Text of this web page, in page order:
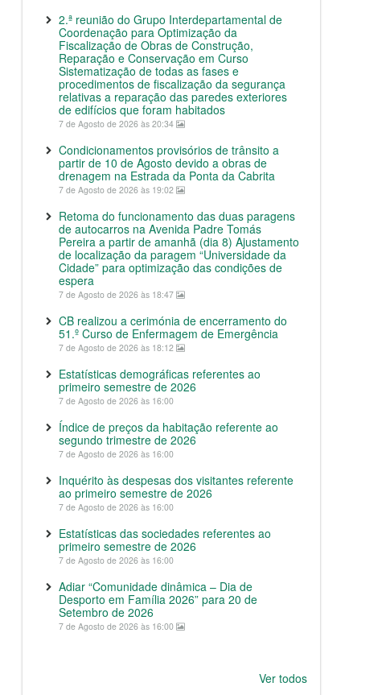
2.ª reunião do Grupo Interdepartamental de
Coordenação para Optimização da
Fiscalização de Obras de Construção,
Reparação e Conservação em Curso
Sistematização de todas as fases e
procedimentos de fiscalização da segurança
relativas a reparação das paredes exteriores
de edifícios que foram habitados
7 de Agosto de 2026 às 20:34
Condicionamentos provisórios de trânsito a
partir de 10 de Agosto devido a obras de
drenagem na Estrada da Ponta da Cabrita
7 de Agosto de 2026 às 19:02
Retoma do funcionamento das duas paragens
de autocarros na Avenida Padre Tomás
Pereira a partir de amanhã (dia 8) Ajustamento
de localização da paragem “Universidade da
Cidade” para optimização das condições de
espera
7 de Agosto de 2026 às 18:47
CB realizou a cerimónia de encerramento do
51.º Curso de Enfermagem de Emergência
7 de Agosto de 2026 às 18:12
Estatísticas demográficas referentes ao
primeiro semestre de 2026
7 de Agosto de 2026 às 16:00
Índice de preços da habitação referente ao
segundo trimestre de 2026
7 de Agosto de 2026 às 16:00
Inquérito às despesas dos visitantes referente
ao primeiro semestre de 2026
7 de Agosto de 2026 às 16:00
Estatísticas das sociedades referentes ao
primeiro semestre de 2026
7 de Agosto de 2026 às 16:00
Adiar “Comunidade dinâmica – Dia de
Desporto em Família 2026” para 20 de
Setembro de 2026
7 de Agosto de 2026 às 16:00
Ver todos